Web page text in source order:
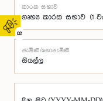
02
කාරක සභාව
පැමිණි/නොපැමිණි